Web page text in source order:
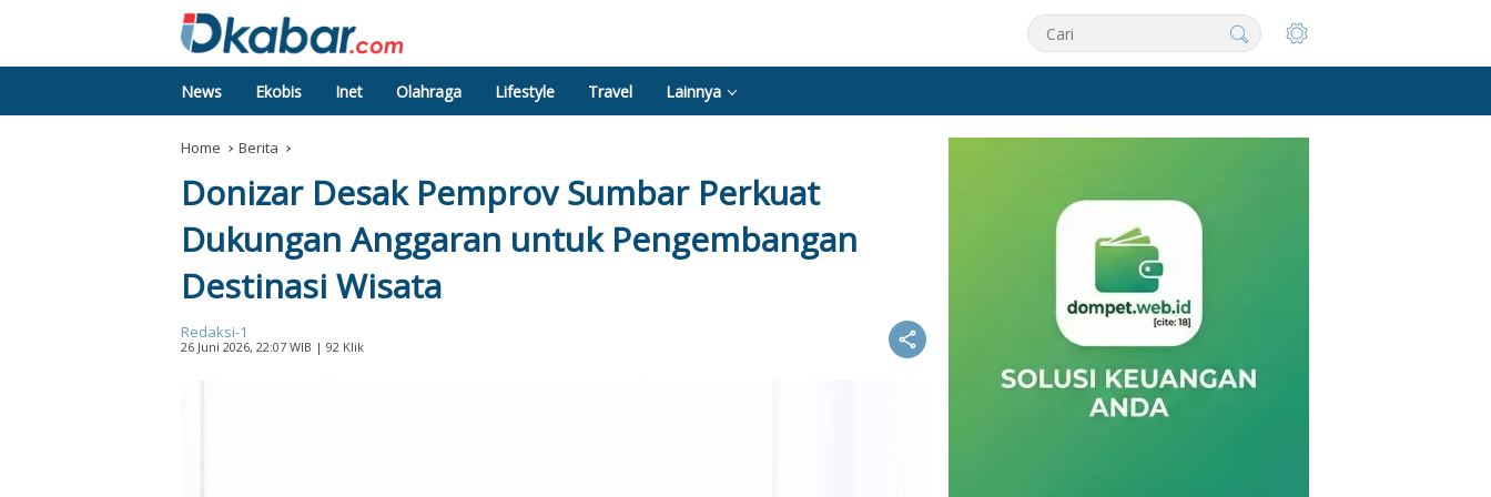
News Ekobis Inet Olahraga Lifestyle Travel Lainnya
Home Berita
Donizar Desak Pemprov Sumbar Perkuat
Dukungan Anggaran untuk Pengembangan
Destinasi Wisata
Redaksi-1
26 Juni 2026, 22:07 WIB | 92 Klik